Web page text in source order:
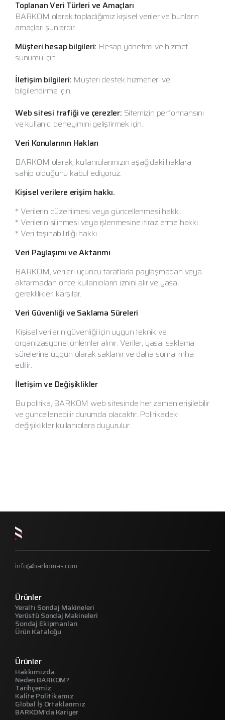
Toplanan Veri Türleri ve Amaçları
BARKOM olarak topladığımız kişisel veriler ve bunların
amaçları şunlardır:
Müşteri hesap bilgileri: Hesap yönetimi ve hizmet
sunumu için.
İletişim bilgileri: Müşteri destek hizmetleri ve
bilgilendirme için.
Web sitesi trafiği ve çerezler: Sitemizin performansını
ve kullanıcı deneyimini geliştirmek için.
Veri Konularının Hakları
BARKOM olarak, kullanıcılarımızın aşağıdaki haklara
sahip olduğunu kabul ediyoruz:
Kişisel verilere erişim hakkı.
* Verilerin düzeltilmesi veya güncellenmesi hakkı.
* Verilerin silinmesi veya işlenmesine itiraz etme hakkı.
* Veri taşınabilirliği hakkı.
Veri Paylaşımı ve Aktarımı
BARKOM, verileri üçüncü taraflarla paylaşmadan veya
aktarmadan önce kullanıcıların iznini alır ve yasal
gereklilikleri karşılar.
Veri Güvenliği ve Saklama Süreleri
Kişisel verilerin güvenliği için uygun teknik ve
organizasyonel önlemler alınır. Veriler, yasal saklama
sürelerine uygun olarak saklanır ve daha sonra imha
edilir.
İletişim ve Değişiklikler
Bu politika, BARKOM web sitesinde her zaman erişilebilir
ve güncellenebilir durumda olacaktır. Politikadaki
değişiklikler kullanıcılara duyurulur.
info@barkomas.com
Ürünler
Yeraltı Sondaj Makineleri
Yerüstü Sondaj Makineleri
Sondaj Ekipmanları
Ürün Kataloğu
Ürünler
Hakkımızda
Neden BARKOM?
Tarihçemiz
Kalite Politikamız
Global İş Ortaklarımız
BARKOM’da Kariyer